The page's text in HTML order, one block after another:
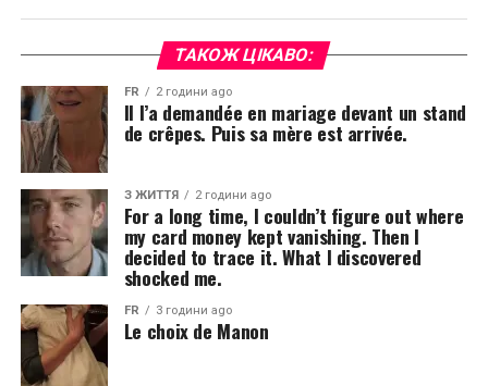
ТАКОЖ ЦІКАВО:
FR 2 години ago
Il l’a demandée en mariage devant un stand
de crêpes. Puis sa mère est arrivée.
З ЖИТТЯ 2 години ago
For a long time, I couldn’t figure out where
my card money kept vanishing. Then I
decided to trace it. What I discovered
shocked me.
FR 3 години ago
Le choix de Manon